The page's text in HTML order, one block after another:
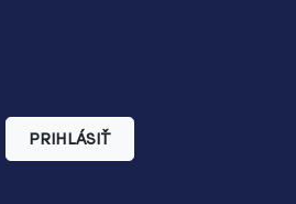
PRIHLÁSIŤ